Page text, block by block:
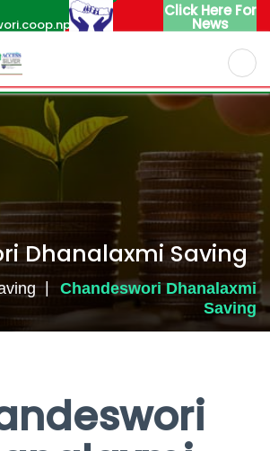
Click Here For
News
Nepali
Dhanalaxmi Saving
Chandeswori Dhanalaxmi
Saving